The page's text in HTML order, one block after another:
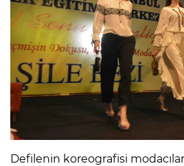
Defilenin koreografisi